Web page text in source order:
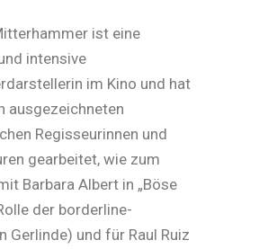
ist eine
intensive
im Kino und hat
ausgezeichneten
Regisseurinnen und
gearbeitet, wie zum
Barbara Albert in „Böse
der borderline-
Gerlinde) und für Raul Ruiz